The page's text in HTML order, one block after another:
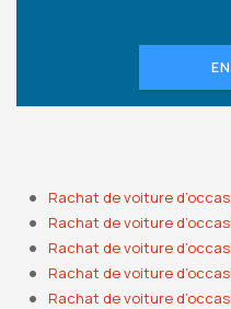
Rachat de voiture
Rachat de voiture
Rachat de voiture
Rachat de voiture
Rachat de voiture